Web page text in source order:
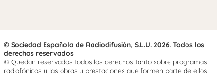
© Sociedad Española de Radiodifusión, S.L.U. 2026. Todos los
derechos reservados
© Quedan reservados todos los derechos tanto sobre programas
radiofónicos y las obras y prestaciones que formen parte de ellos,